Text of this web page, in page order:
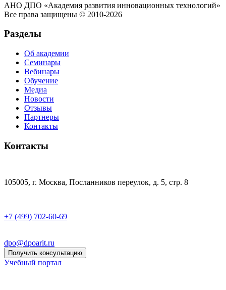
АНО ДПО «Академия развития инновационных технологий»
Все права защищены © 2010-2026
Разделы
Об академии
Семинары
Вебинары
Обучение
Медиа
Новости
Отзывы
Партнеры
Контакты
Контакты
105005, г. Москва, Посланников переулок, д. 5, стр. 8
+7 (499) 702-60-69
dpo@dpoarit.ru
Получить консультацию
Учебный портал